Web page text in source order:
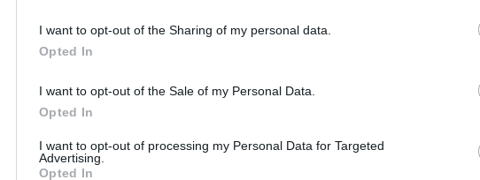
I want to opt-out of the Sharing of my personal data.
Opted In
I want to opt-out of the Sale of my Personal Data.
Opted In
I want to opt-out of processing my Personal Data for Targeted
Advertising.
Opted In
Rudy Giuliani a Come States?